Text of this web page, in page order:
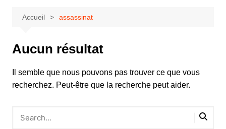
Accueil assassinat
Aucun résultat
Il semble que nous pouvons pas trouver ce que vous
recherchez. Peut-être que la recherche peut aider.